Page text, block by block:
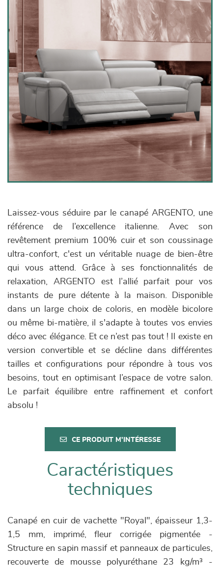
Laissez-vous séduire par le canapé ARGENTO, une
référence de l’excellence italienne. Avec son
revêtement premium 100% cuir et son coussinage
ultra-confort, c'est un véritable nuage de bien-être
qui vous attend. Grâce à ses fonctionnalités de
relaxation, ARGENTO est l’allié parfait pour vos
instants de pure détente à la maison. Disponible
dans un large choix de coloris, en modèle bicolore
ou même bi-matière, il s'adapte à toutes vos envies
déco avec élégance. Et ce n’est pas tout ! Il existe en
version convertible et se décline dans différentes
tailles et configurations pour répondre à tous vos
besoins, tout en optimisant l’espace de votre salon.
Le parfait équilibre entre raffinement et confort
absolu !
CE PRODUIT M'INTÉRESSE
Caractéristiques
techniques
Canapé en cuir de vachette "Royal", épaisseur 1,3-
1,5 mm, imprimé, fleur corrigée pigmentée -
Structure en sapin massif et panneaux de particules,
recouverte de mousse polyuréthane 23 kg/m³ -